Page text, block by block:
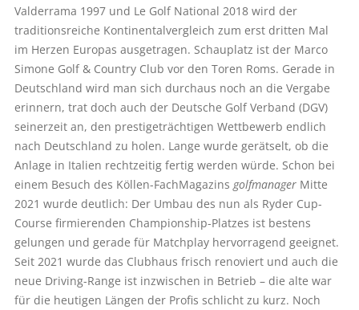
Valderrama 1997 und Le Golf National 2018 wird der
traditionsreiche Kontinentalvergleich zum erst dritten Mal
im Herzen Europas ausgetragen. Schauplatz ist der Marco
Simone Golf & Country Club vor den Toren Roms. Gerade in
Deutschland wird man sich durchaus noch an die Vergabe
erinnern, trat doch auch der Deutsche Golf Verband (DGV)
seinerzeit an, den prestigeträchtigen Wettbewerb endlich
nach Deutschland zu holen. Lange wurde gerätselt, ob die
Anlage in Italien rechtzeitig fertig werden würde. Schon bei
einem Besuch des Köllen-FachMagazins golfmanagerMitte
2021 wurde deutlich: Der Umbau des nun als Ryder Cup-
Course firmierenden Championship-Platzes ist bestens
gelungen und gerade für Matchplay hervorragend geeignet.
Seit 2021 wurde das Clubhaus frisch renoviert und auch die
neue Driving-Range ist inzwischen in Betrieb – die alte war
für die heutigen Längen der Profis schlicht zu kurz. Noch